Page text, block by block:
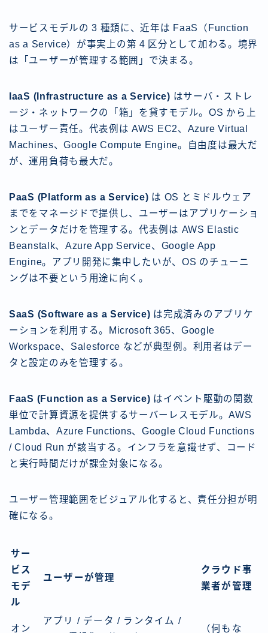
サービスモデルの 3 種類に、近年は FaaS（Function
as a Service）が事実上の第 4 区分として加わる。境界
は「ユーザーが管理する範囲」で決まる。
IaaS (Infrastructure as a Service) はサーバ・ストレ
ージ・ネットワークの「箱」を貸すモデル。OS から上
はユーザー責任。代表例は AWS EC2、Azure Virtual
Machines、Google Compute Engine。自由度は最大だ
が、運用負荷も最大だ。
PaaS (Platform as a Service) は OS とミドルウェア
までをマネージドで提供し、ユーザーはアプリケーショ
ンとデータだけを管理する。代表例は AWS Elastic
Beanstalk、Azure App Service、Google App
Engine。アプリ開発に集中したいが、OS のチューニ
ングは不要という用途に向く。
SaaS (Software as a Service) は完成済みのアプリケ
ーションを利用する。Microsoft 365、Google
Workspace、Salesforce などが典型例。利用者はデー
タと設定のみを管理する。
FaaS (Function as a Service) はイベント駆動の関数
単位で計算資源を提供するサーバーレスモデル。AWS
Lambda、Azure Functions、Google Cloud Functions
/ Cloud Run が該当する。インフラを意識せず、コード
と実行時間だけが課金対象になる。
ユーザー管理範囲をビジュアル化すると、責任分担が明
確になる。
サー
ビス
モデ
ル
ユーザーが管理
クラウド事
業者が管理
オン
アプリ / データ / ランタイム /
（何もな